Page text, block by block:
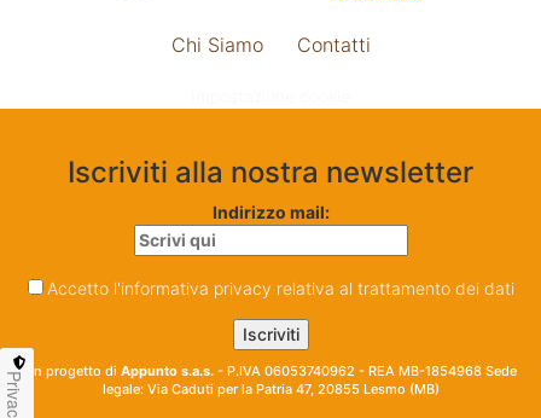
Chi Siamo Contatti
Iscriviti alla nostra newsletter
Indirizzo mail:
Accetto l'informativa privacy relativa al trattamento dei dati
Un progetto di Appunto s.a.s. - P.IVA 06053740962 - REA MB-1854968 Sede
legale: Via Caduti per la Patria 47, 20855 Lesmo (MB)
Privacy